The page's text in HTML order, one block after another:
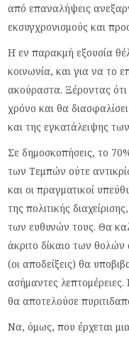
από επαναλήψεις
εκσυγχρονισμούς και
Η εν παρακμή εξουσία
κοινωνία, και για να το
ακούραστα. Ξέροντας ότι
χρόνο και θα
και της εγκατάλειψης
Σε δημοσκοπήσεις, το
των Τεμπών ούτε
και οι πραγματικοί
της πολιτικής
των ευθυνών τους. Θα
άκριτο δίκαιο των
(οι αποδείξεις) θα
ασήμαντες
θα αποτελούσε
Να, όμως, που έρχεται